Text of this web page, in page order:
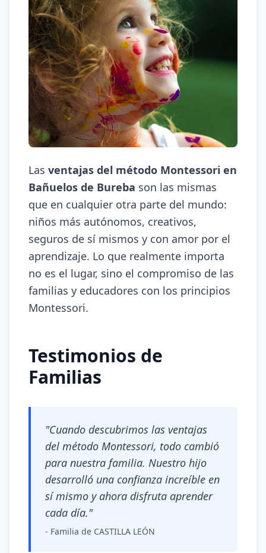
Las ventajas del método Montessori en
Bañuelos de Bureba son las mismas
que en cualquier otra parte del mundo:
niños más autónomos, creativos,
seguros de sí mismos y con amor por el
aprendizaje. Lo que realmente importa
no es el lugar, sino el compromiso de las
familias y educadores con los principios
Montessori.
Testimonios de
Familias
"Cuando descubrimos las ventajas
del método Montessori, todo cambió
para nuestra familia. Nuestro hijo
desarrolló una confianza increíble en
sí mismo y ahora disfruta aprender
cada día."
- Familia de CASTILLA LEÓN